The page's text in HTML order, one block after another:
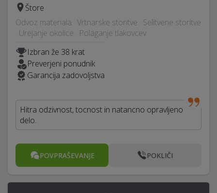
Štore
Odvoz materiala · Vrtnarske storitve · Selitvene storitve
· Urejanje okolice · Polaganje tlakovcev
Izbran že 38 krat
Preverjeni ponudnik
Garancija zadovoljstva
Hitra odzivnost, tocnost in natancno opravljeno
delo.
POVPRAŠEVANJE POKLIČI